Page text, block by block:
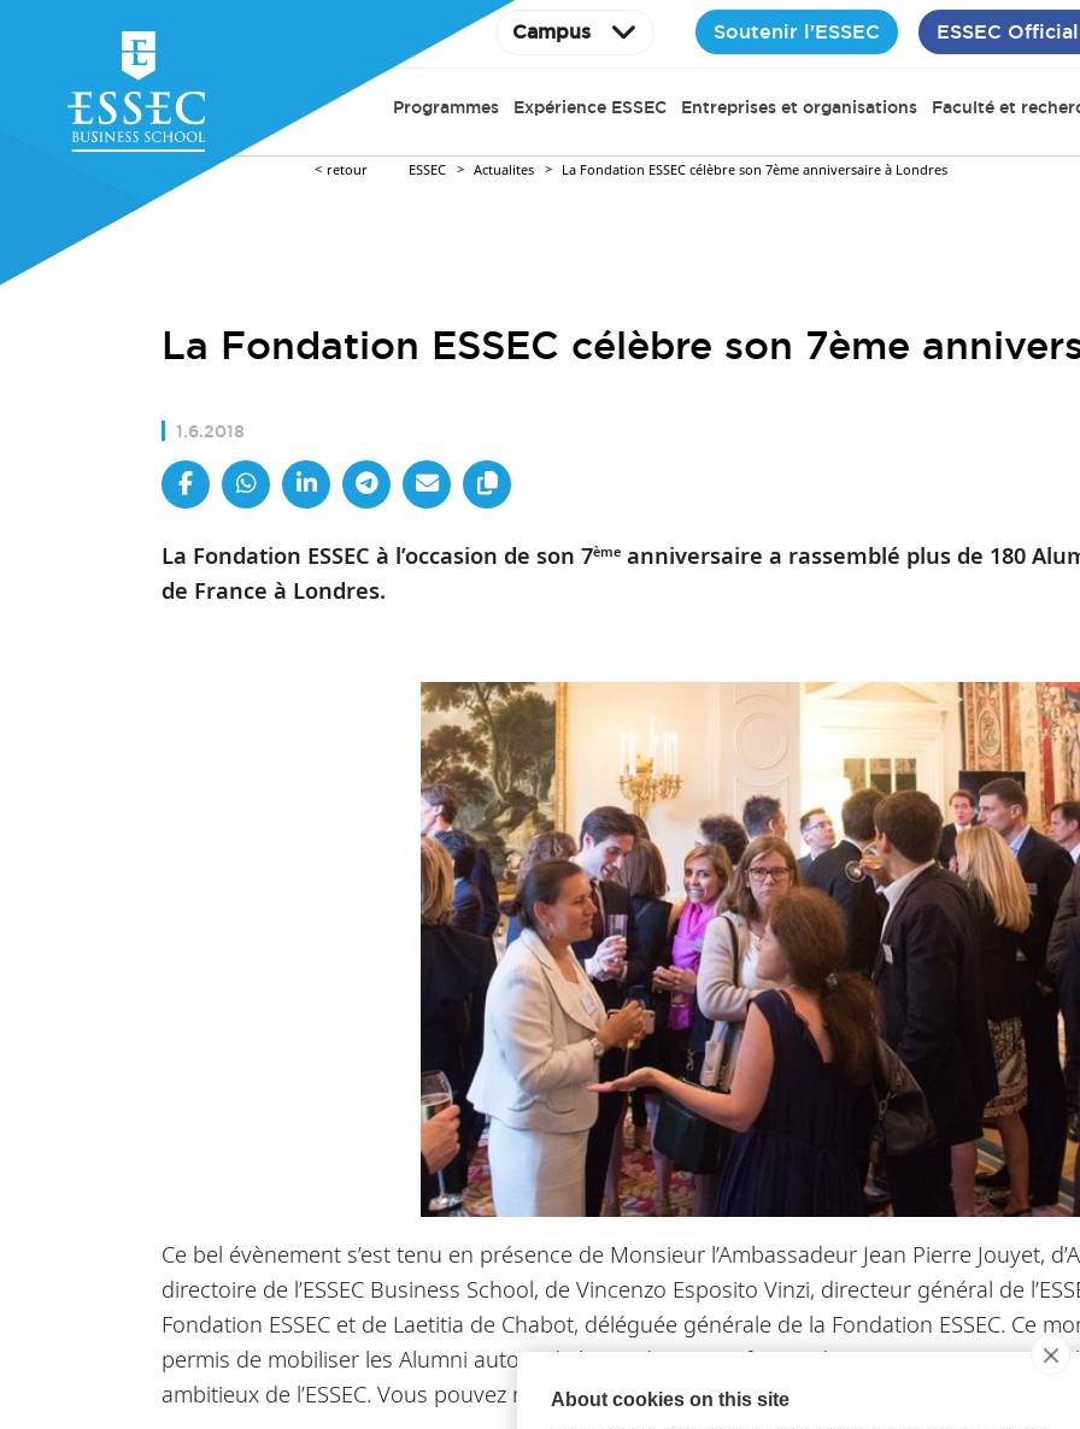
Campus Soutenir l'ESSEC ESSEC
Programmes Expérience ESSEC Entreprises et organisations Faculté et
retour ESSEC Actualites La Fondation ESSEC célèbre son 7ème anniversaire à Londres
La Fondation ESSEC célèbre son 7ème
1.6.2018
La Fondation ESSEC à l’occasion de son 7ème anniversaire a rassemblé plus de 180
de France à Londres.
Ce bel évènement s’est tenu en présence de Monsieur l’Ambassadeur Jean Pierre Jouyet,
directoire de l’ESSEC Business School, de Vincenzo Esposito Vinzi, directeur général de
Fondation ESSEC et de Laetitia de Chabot, déléguée générale de la Fondation ESSEC. Ce
permis de mobiliser les Alumni autour de la Fondation, en faveur de ses missions qui
ambitieux de l’ESSEC. Vous pouvez revivre l’événement en images en cliquant
About cookies on this site